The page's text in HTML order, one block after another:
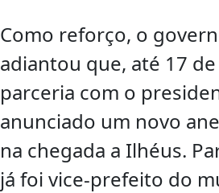
Como reforço, o
adiantou que, até 17
parceria com o
anunciado um novo
na chegada a Ilhéus.
já foi vice-prefeito do